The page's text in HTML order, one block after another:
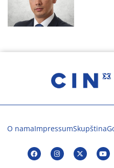
O namaImpressumSkupština